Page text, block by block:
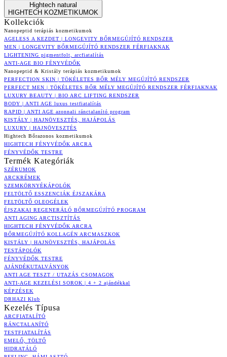
Hightech natural
HIGHTECH KOZMETIKUMOK
Kollekciók
Nanopeptid terápiás kozmetikumok
AGELESS A KEZDET | LONGEVITY BŐRMEGÚJÍTÓ RENDSZER
MEN | LONGEVITY BŐRMEGÚJÍTÓ RENDSZER FÉRFIAKNAK
LIGHTENING pigmentfolt, arcfiatalítás
ANTI-AGE BIO FÉNYVÉDŐK
Nanopeptid & Kristály terápiás kozmetikumok
PERFECTION SKIN | TÖKÉLETES BŐR MÉLY MEGÚJÍTÓ RENDSZER
PERFECT MEN | TÖKÉLETES BŐR MÉLY MEGÚJÍTÓ RENDSZER FÉRFIAKNAK
LUXURY BEAUTY | BIO ARC LIFTING RENDSZER
BODY | ANTI AGE luxus testfiatalítás
RAPID | ANTI AGE azonnali ránctalanító program
KISTÁLY | HAJNÖVESZTÉS, HAJÁPOLÁS
LUXURY | HAJNÖVESZTÉS
Hightech Bőrazonos kozmetikumok
HIGHTECH FÉNYVÉDŐK ARCRA
FÉNYVÉDŐK TESTRE
Termék Kategóriák
SZÉRUMOK
ARCKRÉMEK
SZEMKÖRNYÉKÁPOLÓK
FELTÖLTŐ ESSZENCIÁK ÉJSZAKÁRA
FELTÖLTŐ OLEOGÉLEK
ÉJSZAKAI REGENERÁLÓ BŐRMEGÚJÍTÓ PROGRAM
ANTI AGING ARCTISZTÍTÁS
HIGHTECH FÉNYVÉDŐK ARCRA
BŐRMEGÚJÍTÓ KOLLAGÉN ARCMASZKOK
KISTÁLY | HAJNÖVESZTÉS, HAJÁPOLÁS
TESTÁPOLÓK
FÉNYVÉDŐK TESTRE
AJÁNDÉKUTALVÁNYOK
ANTI AGE TESZT / UTAZÁS CSOMAGOK
ANTI-AGE KEZELÉSI SOROK | 4 + 2 ajándékkal
KÉPZÉSEK
DRHAZI Klub
Kezelés Típusa
ARCFIATALÍTÓ
RÁNCTALANÍTÓ
TESTFIATALÍTÁS
EMELŐ, TÖLTŐ
HIDRATÁLÓ